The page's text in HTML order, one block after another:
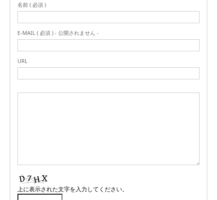
名前 ( 必須 )
E-MAIL ( 必須 ) - 公開されません -
URL
上に表示された文字を入力してください。